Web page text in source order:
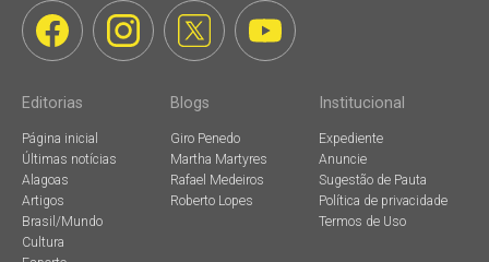
Editorias
Página inicial
Últimas notícias
Alagoas
Artigos
Brasil/Mundo
Cultura
Blogs
Giro Penedo
Martha Martyres
Rafael Medeiros
Roberto Lopes
Institucional
Expediente
Anuncie
Sugestão de Pauta
Política de privacidade
Termos de Uso